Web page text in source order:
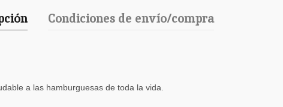
Condiciones de envío/compra
a las hamburguesas de toda la vida.